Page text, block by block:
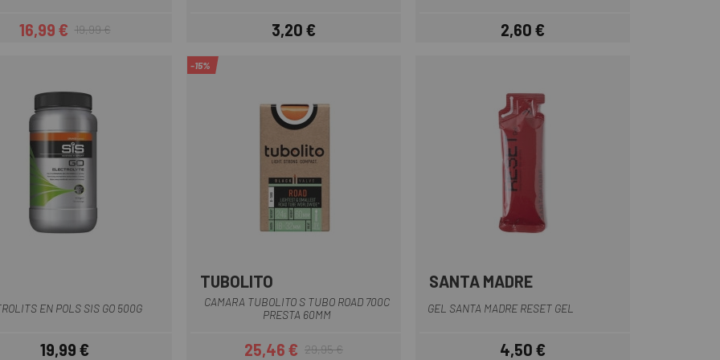
Preu
16,99 €Preu regular
19,99 €
Preu
3,20 € Preu
2,60 €
EN POLS SIS GO 500G
19,99 €
-15%
TUBOLITO
CAMARA TUBOLITO S TUBO ROAD 700C
PRESTA 60MM
25,46 € 29,95 €
Vermell
SANTA MADRE
GEL SANTA MADRE RESET GEL
4,50 €